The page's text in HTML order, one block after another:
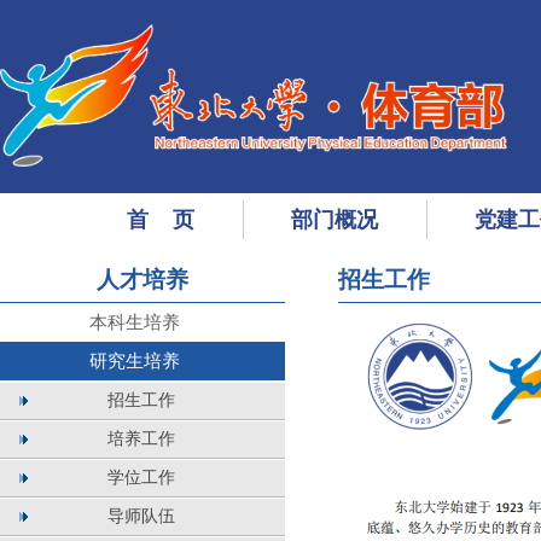
首 页 部门概况 党建
人才培养
本科生培养
研究生培养
招生工作
培养工作
学位工作
导师队伍
招生工作